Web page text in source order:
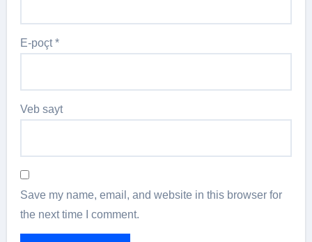
E-poçt*
Veb sayt
Save my name, email, and website in this browser for
the next time I comment.